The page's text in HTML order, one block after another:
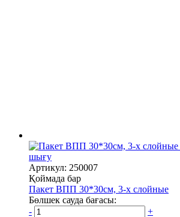
шығу
Артикул: 250007
Қоймада бар
Пакет ВПП 30*30см, 3-х слойные
Бөлшек сауда бағасы:
-
+